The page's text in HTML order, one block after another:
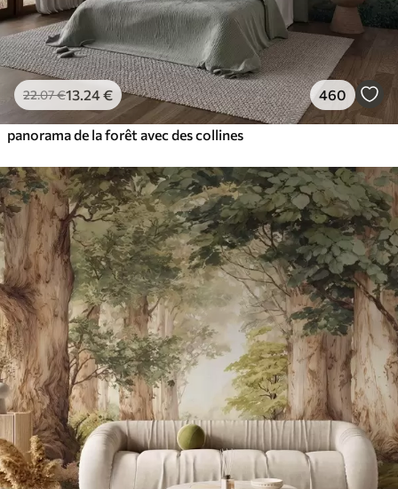
22.07€13 .24€ 460
panorama de la forêt avec des collines